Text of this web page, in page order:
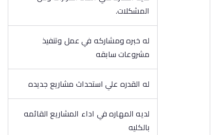
المشكلات.
له خبره ومشاركه في عمل وتنفيذ
مشروعات سابقه
له القدره علي استحداث مشاريع جديده
لديه المهاره في اداء المشاريع القائمه
بالكليه